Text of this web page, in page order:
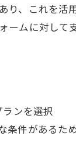
、これを活
ムに対して
ンを選択
件がある